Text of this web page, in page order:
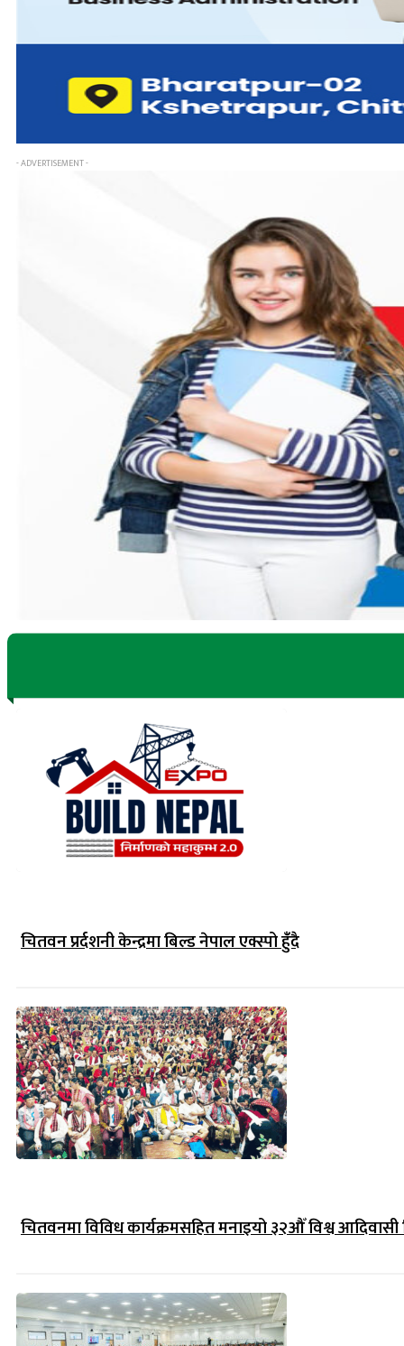
- ADVERTISEMENT -
चितवन प्रर्दशनी केन्द्रमा बिल्ड नेपाल एक्स्पो हुंँदै
चितवनमा विविध कार्यक्रमसहित मनाइयो ३२औँ विश्व